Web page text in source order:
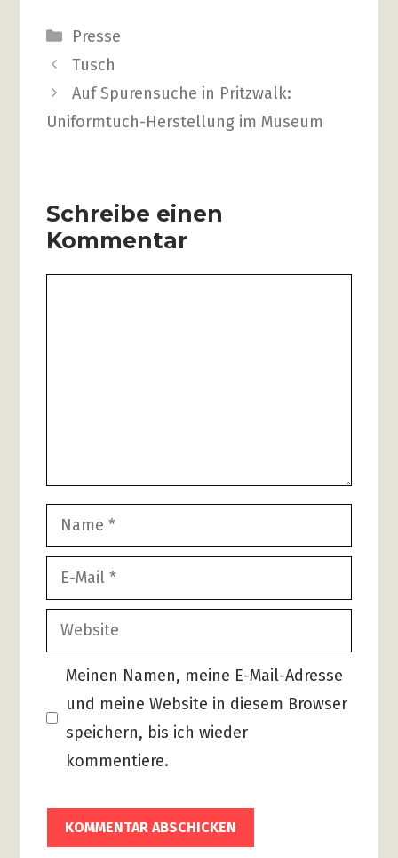
Kategorien
Presse
Beitrags-
Navigation
Tusch
Auf Spurensuche in Pritzwalk:
Uniformtuch-Herstellung im Museum
Schreibe einen
Kommentar
Name
Mail
Website
Meinen Namen, meine E-Mail-Adresse
und meine Website in diesem Browser
speichern, bis ich wieder
kommentiere.